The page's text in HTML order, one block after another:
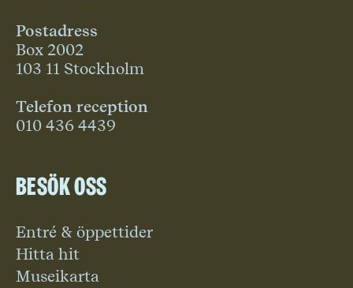
Postadress
Box 2002
103 11 Stockholm
Telefon reception
010 436 4439
Besök oss
Entré & öppettider
Hitta hit
Museikarta